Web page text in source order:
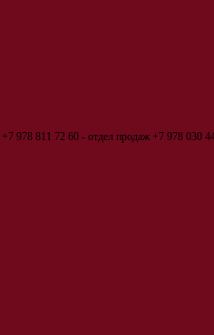
+7 978 811 72 60 - отдел продаж +7 978 030